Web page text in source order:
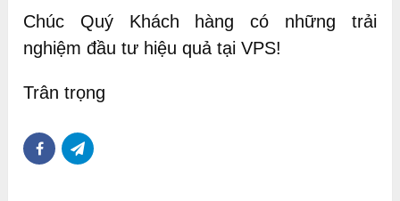
Chúc Quý Khách hàng có những trải
nghiệm đầu tư hiệu quả tại VPS!
Trân trọng